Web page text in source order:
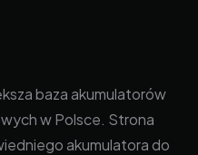
baza akumulatorów
w Polsce. Strona
akumulatora do